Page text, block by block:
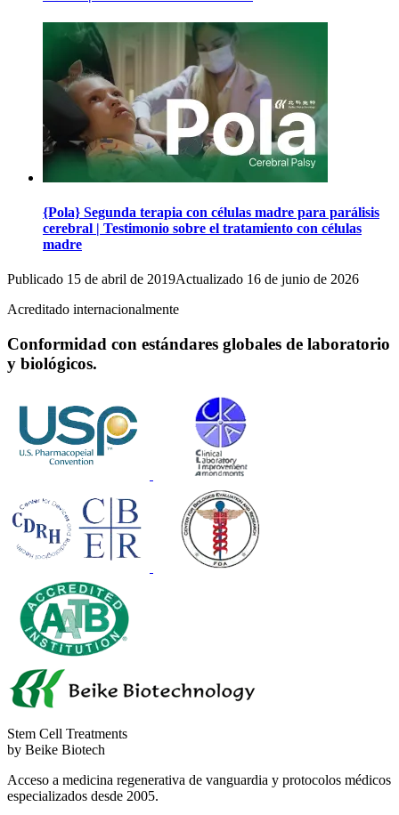
{Pola} Segunda terapia con células madre para parálisis
cerebral | Testimonio sobre el tratamiento con células
madre
Publicado 15 de abril de 2019Actualizado 16 de junio de 2026
Acreditado internacionalmente
Conformidad con estándares globales de laboratorio
y biológicos.
Stem Cell Treatments
by Beike Biotech
Acceso a medicina regenerativa de vanguardia y protocolos médicos
especializados desde 2005.